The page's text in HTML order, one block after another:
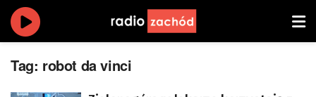
Tag: robot da vinci